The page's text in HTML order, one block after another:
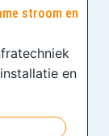
stroom en
en